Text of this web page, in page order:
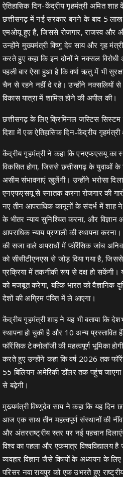
ऐतिहासिक दिन-केंद्रीय गृहमंत्री अमित
छत्तीसगढ़ में नई सरकार बनने के बाद 5
एमओयू हुए हैं, जिससे रोजगार, राजस्व और
उन्होंने मुख्यमंत्री विष्णु देव साय और गृह
करते हुए कहा कि इन दोनों ने नक्सल विरोधी
पहली बार ऐसा हुआ है कि वर्षा ऋतु में भी
चैन से रहने नहीं दे रहे। उन्होंने नक्सलियों
विकास यात्रा में शामिल होने की अपील की।
छत्तीसगढ़ के लिए क्रिमिनल जस्टिस
दिशा में एक ऐतिहासिक दिन-केंद्रीय गृहमंत्री
केंद्रीय गृहमंत्री ने कहा कि एनएफएसयू का
विकसित होगा, जिससे छत्तीसगढ़ के युवाओं के
असीम संभावनाएं खुलेंगी। उन्होंने भरोसा
एनएफएसयू से स्नातक करना रोजगार की
नए तीन आपराधिक कानूनों के संदर्भ में शाह ने
के भीतर न्याय सुनिश्चित करना, और विज्ञान
आपराधिक न्याय प्रणाली की स्थापना
की सजा वाले अपराधों में फॉरेंसिक जांच
को सीसीटीएनएस से जोड़ दिया गया है,
प्रक्रिया में तकनीकी रूप से दक्ष हो सकेंगी।
को मजबूत करेगा, बल्कि भारत को वैज्ञानिक
देशों की अग्रिम पंक्ति में ले आएगा।
केंद्रीय गृहमंत्री शाह ने यह भी बताया कि
स्थापना हो चुकी है और 10 अन्य प्रस्तावित
फॉरेंसिक टेक्नोलॉजी की महत्वपूर्ण भूमिका
करते हुए उन्होंने कहा कि वर्ष 2026 तक
55 बिलियन अमेरिकी डॉलर तक पहुंच
से बढ़ेगी।
मुख्यमंत्री विष्णुदेव साय ने कहा कि यह दिन
आज एक साथ तीन महत्वपूर्ण संस्थानों की
और अंतरराष्ट्रीय स्तर पर नई पहचान
विश्व का पहला और एकमात्र विश्वविद्यालय
व्यवहार विज्ञान जैसे विषयों के अध्ययन के
परिसर नवा रायपुर को एक उभरते हुए